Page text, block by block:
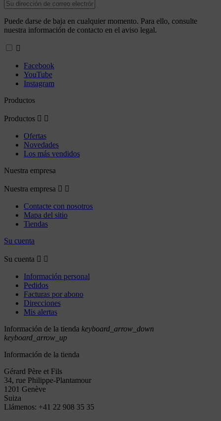
Puede darse de baja en cualquier momento. Para ello, consulte
nuestra información de contacto en el aviso legal.

Facebook
YouTube
Instagram
Productos
Productos  
Ofertas
Novedades
Los más vendidos
Nuestra empresa
Nuestra empresa  
Contacte con nosotros
Mapa del sitio
Tiendas
Su cuenta
Su cuenta  
Información personal
Pedidos
Facturas por abono
Direcciones
Mis alertas
Información de la tienda keyboard_arrow_down
keyboard_arrow_up
Información de la tienda
Gérard Père et Fils
34, rue Philippe-Plantamour
1201 Genève
Suiza
Llámenos: +41 22 908 35 35